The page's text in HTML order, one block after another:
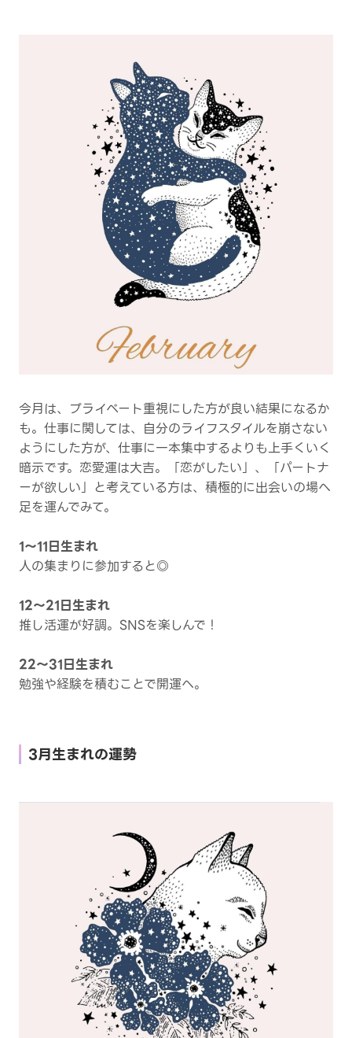
今月は、プライベート重視にした方が良い結果になるか
も。仕事に関しては、自分のライフスタイルを崩さない
ようにした方が、仕事に一本集中するよりも上手くいく
暗示です。恋愛運は大吉。「恋がしたい」、「パートナ
ーが欲しい」と考えている方は、積極的に出会いの場へ
足を運んでみて。
1～11日生まれ
人の集まりに参加すると◎
12～21日生まれ
推し活運が好調。SNSを楽しんで！
22～31日生まれ
勉強や経験を積むことで開運へ。
3月生まれの運勢